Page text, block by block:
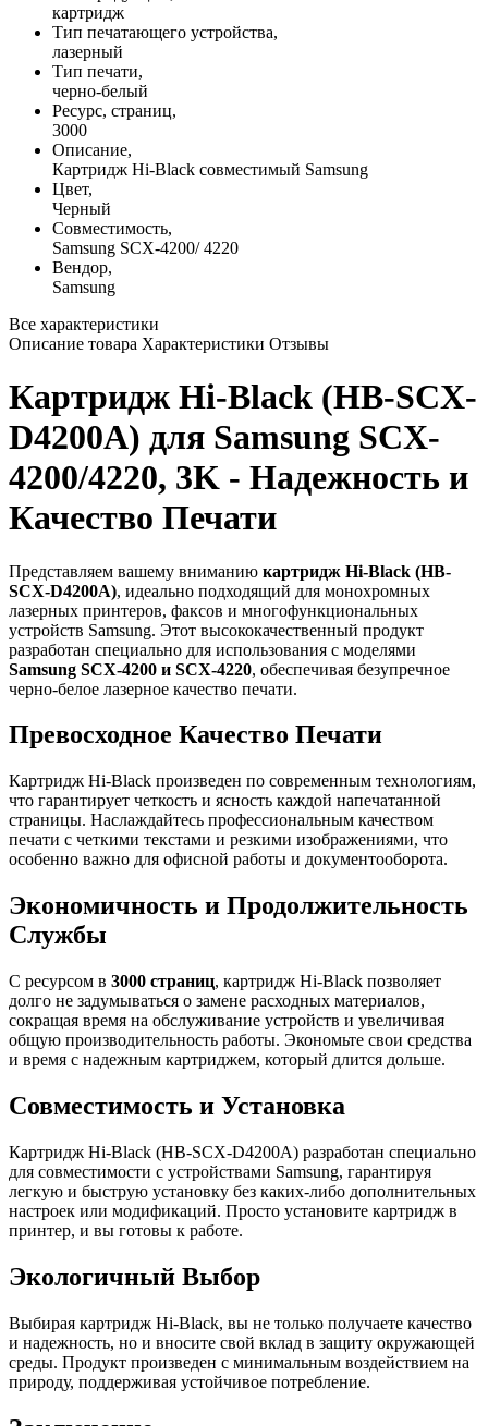
картридж
Тип печатающего устройства,
лазерный
Тип печати,
черно-белый
Ресурс, страниц,
3000
Описание,
Картридж Hi-Black совместимый Samsung
Цвет,
Черный
Совместимость,
Samsung SCX-4200/ 4220
Вендор,
Samsung
Все характеристики
Описание товара Характеристики Отзывы
Картридж Hi-Black (HB-SCX-
D4200A) для Samsung SCX-
4200/4220, 3K - Надежность и
Качество Печати
Представляем вашему вниманию картридж Hi-Black (HB-
SCX-D4200A), идеально подходящий для монохромных
лазерных принтеров, факсов и многофункциональных
устройств Samsung. Этот высококачественный продукт
разработан специально для использования с моделями
Samsung SCX-4200 и SCX-4220, обеспечивая безупречное
черно-белое лазерное качество печати.
Превосходное Качество Печати
Картридж Hi-Black произведен по современным технологиям,
что гарантирует четкость и ясность каждой напечатанной
страницы. Наслаждайтесь профессиональным качеством
печати с четкими текстами и резкими изображениями, что
особенно важно для офисной работы и документооборота.
Экономичность и Продолжительность
Службы
С ресурсом в 3000 страниц, картридж Hi-Black позволяет
долго не задумываться о замене расходных материалов,
сокращая время на обслуживание устройств и увеличивая
общую производительность работы. Экономьте свои средства
и время с надежным картриджем, который длится дольше.
Совместимость и Установка
Картридж Hi-Black (HB-SCX-D4200A) разработан специально
для совместимости с устройствами Samsung, гарантируя
легкую и быструю установку без каких-либо дополнительных
настроек или модификаций. Просто установите картридж в
принтер, и вы готовы к работе.
Экологичный Выбор
Выбирая картридж Hi-Black, вы не только получаете качество
и надежность, но и вносите свой вклад в защиту окружающей
среды. Продукт произведен с минимальным воздействием на
природу, поддерживая устойчивое потребление.